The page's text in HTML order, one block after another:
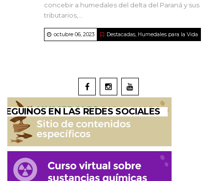
concebir a humedales del delta del Paraná y sus
tributarios,...
octubre 06, 2023 Destacadas, Humedales para la Vida
SEGUINOS EN LAS REDES SOCIALES